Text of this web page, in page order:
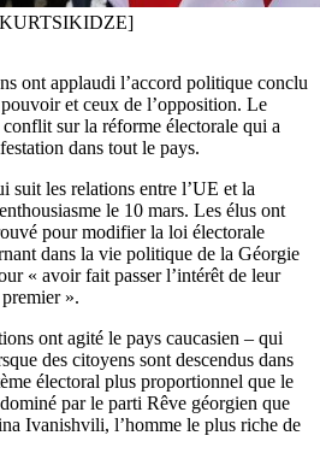
ont applaudi l’accord politique conclu
et ceux de l’opposition. Le
sur la réforme électorale qui a
dans tout le pays.
suit les relations entre l’UE et la
le 10 mars. Les élus ont
pour modifier la loi électorale
dans la vie politique de la Géorgie
« avoir fait passer l’intérêt de leur
».
ont agité le pays caucasien – qui
des citoyens sont descendus dans
électoral plus proportionnel que le
par le parti Rêve géorgien que
Ivanishvili, l’homme le plus riche de